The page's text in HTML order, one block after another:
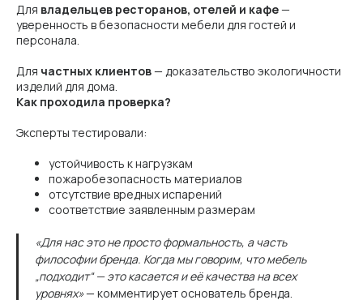
Для владельцев ресторанов, отелей и кафе—
уверенность в безопасности мебели для гостей и
персонала.
Для частных клиентов— доказательство экологичности
изделий для дома.
Как проходила проверка?
Эксперты тестировали:
устойчивость к нагрузкам
пожаробезопасность материалов
отсутствие вредных испарений
соответствие заявленным размерам
«Для нас это не просто формальность, а часть
философии бренда. Когда мы говорим, что мебель
„подходит“ — это касается и её качества на всех
уровнях»— комментирует основатель бренда.